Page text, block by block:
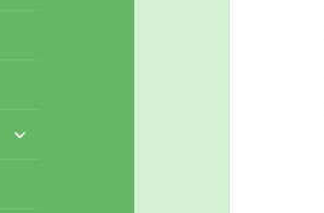
untermenü